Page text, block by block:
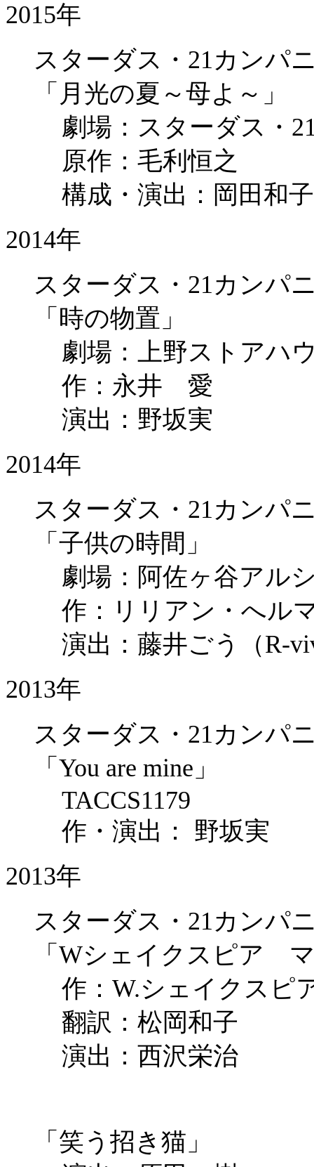
2015年
スターダス・21カンパ
「月光の夏～母よ～」
劇場：スターダス・
原作：毛利恒之
構成・演出：岡田和子
2014年
スターダス・21カンパ
「時の物置」
劇場：上野ストアハ
作：永井 愛
演出：野坂実
2014年
スターダス・21カンパ
「子供の時間」
劇場：阿佐ヶ谷アル
作：リリアン・へ
演出：藤井ごう（R-
2013年
スターダス・21カンパ
「You are mine」
TACCS1179
作・演出： 野坂実
2013年
スターダス・21カンパ
「Wシェイクスピア
作：W.シェイクスピ
翻訳：松岡和子
演出：西沢栄治
「笑う招き猫」